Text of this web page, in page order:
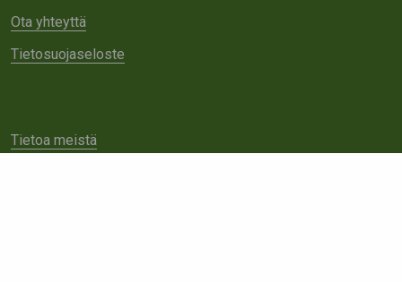
Ota yhteyttä
Tietosuojaseloste
Tietoa meistä